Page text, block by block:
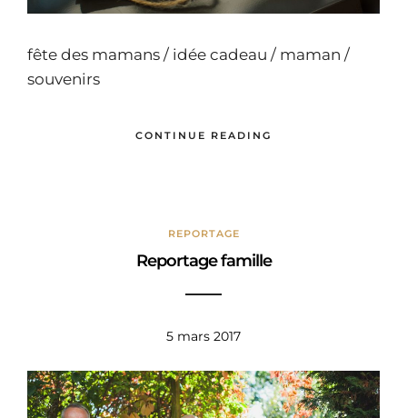
fête des mamans / idée cadeau / maman /
souvenirs
CONTINUE READING
REPORTAGE
Reportage famille
5 mars 2017